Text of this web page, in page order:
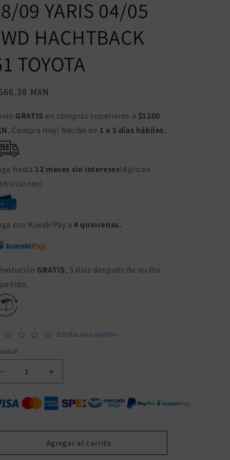
09 YARIS 04/05
HACHTBACK
TOYOTA
MXN
GRATIS en compras superiores a $1200
. Compra Hoy! Recibe de 1 a 5 días hábiles.
hasta 12 meses sin intereses(Aplican
con KueskiPay a4 quincenas.
GRATIS, 5 días después de recibir
0.0
Escriba una opinión
Reducir
cantidad
para
FAG-
BALERO
Aumentar
cantidad
para
FAG-
BALERO
DOBLE
Agregar al carrito